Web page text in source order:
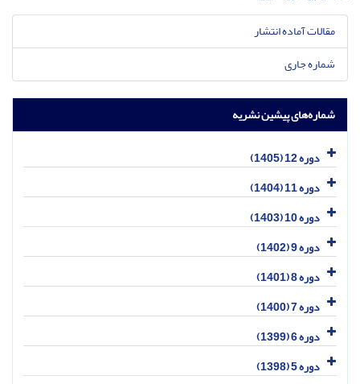
مقالات آماده انتشار
شماره جاری
شماره‌های پیشین نشریه
دوره 12 (1405)
دوره 11 (1404)
دوره 10 (1403)
دوره 9 (1402)
دوره 8 (1401)
دوره 7 (1400)
دوره 6 (1399)
دوره 5 (1398)